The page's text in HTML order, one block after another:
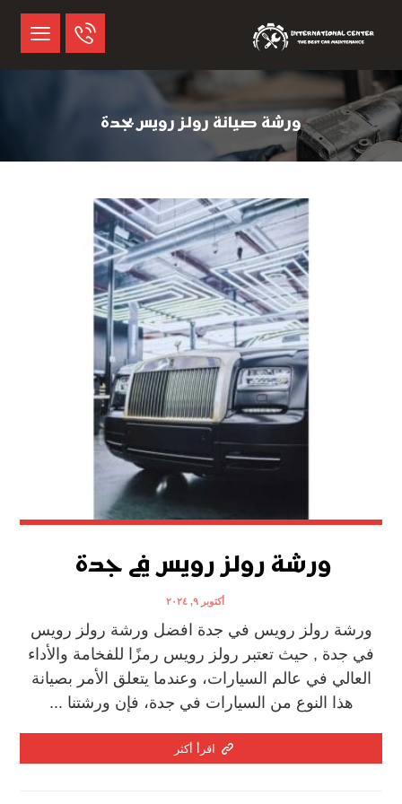
ورشة صيانة رولز رويس بجدة
ورشة رولز رويس في جدة
أكتوبر ٩, ٢٠٢٤
ورشة رولز رويس في جدة افضل ورشة رولز رويس
في جدة , حيث تعتبر رولز رويس رمزًا للفخامة والأداء
العالي في عالم السيارات، وعندما يتعلق الأمر بصيانة
هذا النوع من السيارات في جدة، فإن ورشتنا ...
اقرأ أكثر